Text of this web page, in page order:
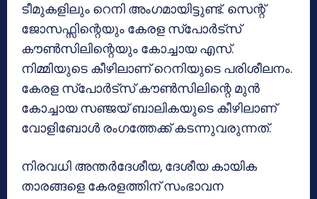
ടീമുകളിലും റെനി അംഗമായിട്ടുണ്ട്. സെന്റ്
ജോസഫ്സിന്റെയും കേരള സ്പോർട്സ്
കൗൺസിലിന്റെയും കോച്ചായ എസ്.
നിമ്മിയുടെ കീഴിലാണ് റെനിയുടെ പരിശീലനം.
കേരള സ്പോർട്സ് കൗൺസിലിന്റെ മുൻ
കോച്ചായ സഞ്ജയ് ബാലികയുടെ കീഴിലാണ്
വോളിബോൾ രംഗത്തേക്ക് കടന്നുവരുന്നത്.
നിരവധി അന്തർദേശീയ, ദേശീയ കായിക
താരങ്ങളെ കേരളത്തിന് സംഭാവന